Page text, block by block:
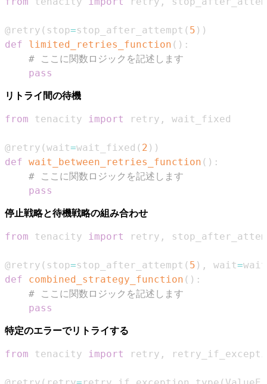
@retry ( stop=stop_after_attempt ( 5 ) )
def
limited_retries_function ( ) :
# ここに関数ロジックを記述します
pass
リトライ間の待機
from tenacity import retry ,
@retry (wait=wait_fixed ( 2 ) )
def wait_between_retries_function ( ) :
# ここに関数ロジックを記述します
pass
停止戦略と待機戦略の組み合わせ
from tenacity import retry ,
@retry ( stop=stop_after_attempt ( 5 ) , wait=
def
combined_strategy_function ( ) :
# ここに関数ロジックを記述します
pass
特定のエラーでリトライする
from tenacity import retry ,